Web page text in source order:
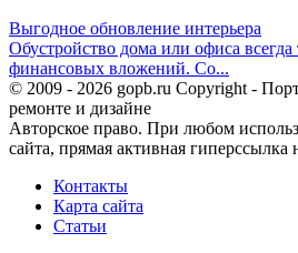
Выгодное обновление интерьера
Обустройство дома или офиса всегда
финансовых вложений. Со...
© 2009 - 2026 gopb.ru Copyright -
ремонте и дизайне
Авторское право. При любом
сайта, прямая активная гиперссылка
Контакты
Карта сайта
Статьи